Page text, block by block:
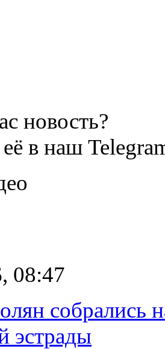
новость?
в наш
08:47
собрались
эстрады